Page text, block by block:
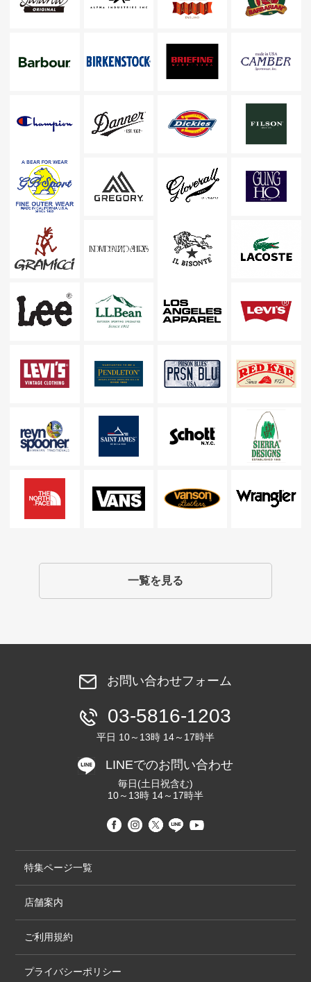
一覧を見る
お問い合わせフォーム
03-5816-1203
平日 10～13時 14～17時半
LINEでのお問い合わせ
毎日(土日祝含む)
10～13時 14～17時半
特集ページ一覧
店舗案内
ご利用規約
プライバシーポリシー